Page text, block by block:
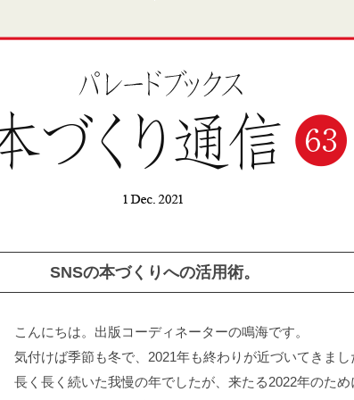
SNSの本づくりへの活用術。
こんにちは。出版コーディネーターの鳴海です。
気付けば季節も冬で、2021年も終わりが近づいてきまし
長く長く続いた我慢の年でしたが、来たる2022年のため